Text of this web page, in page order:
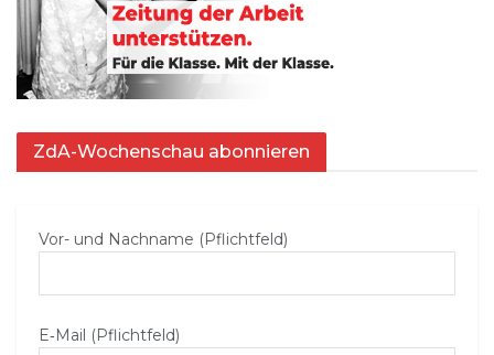
ZdA-Wochenschau abonnieren
Vor- und Nachname (Pflichtfeld)
E‑Mail (Pflichtfeld)